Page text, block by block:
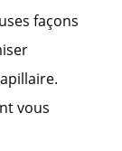
façons
vous